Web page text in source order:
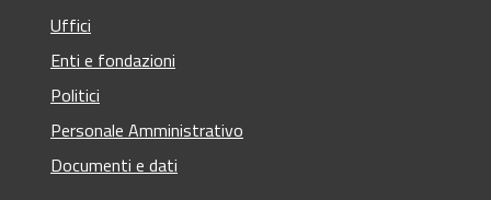
Uffici
Enti e fondazioni
Politici
Personale Amministrativo
Documenti e dati